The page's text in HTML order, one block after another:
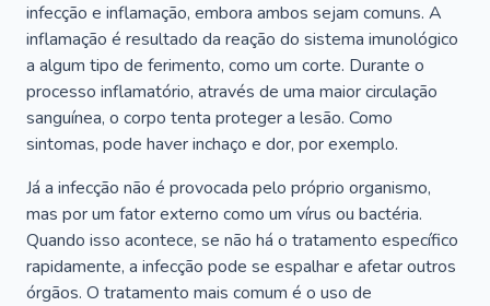
infecção e inflamação, embora ambos sejam comuns. A
inflamação é resultado da reação do sistema imunológico
a algum tipo de ferimento, como um corte. Durante o
processo inflamatório, através de uma maior circulação
sanguínea, o corpo tenta proteger a lesão. Como
sintomas, pode haver inchaço e dor, por exemplo.
Já a infecção não é provocada pelo próprio organismo,
mas por um fator externo como um vírus ou bactéria.
Quando isso acontece, se não há o tratamento específico
rapidamente, a infecção pode se espalhar e afetar outros
órgãos. O tratamento mais comum é o uso de